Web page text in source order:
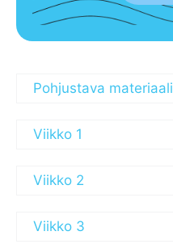
Pohjustava materiaali
Viikko 1
Viikko 2
Viikko 3